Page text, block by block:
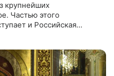
крупнейших
Частью этого
и Российская